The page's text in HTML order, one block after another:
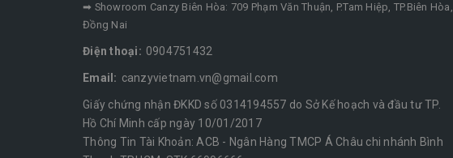
➡ Showroom Canzy Biên Hòa: 709 Phạm Văn Thuận, P.Tam Hiệp, TP.Biên Hòa,
Đồng Nai
Điện thoại: 0904751432
Email: canzyvietnam.vn@gmail.com
Giấy chứng nhận ĐKKD số 0314194557 do Sở Kế hoạch và đầu tư TP.
Hồ Chí Minh cấp ngày 10/01/2017
Thông Tin Tài Khoản: ACB - Ngân Hàng TMCP Á Châu chi nhánh Bình